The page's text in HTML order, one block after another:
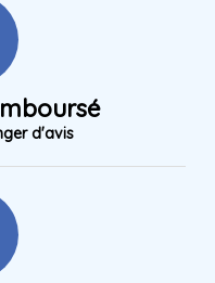
d'avis